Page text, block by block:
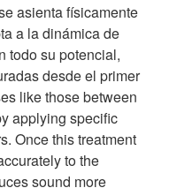
asienta físicamente
a la dinámica de
todo su potencial,
desde el primer
like those between
applying specific
Once this treatment
to the
sound more